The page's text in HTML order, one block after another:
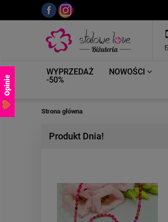
WYPRZEDAŻ
-50%
NOWOŚCI
Strona główna
Produkt Dnia!
Opinie